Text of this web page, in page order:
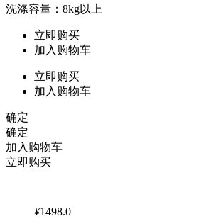
洗涤容量：8kg以上
立即购买
加入购物车
立即购买
加入购物车
确定
确定
加入购物车
立即购买
¥1498.0